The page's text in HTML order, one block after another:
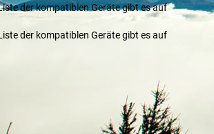
der kompatiblen Geräte gibt es auf
der kompatiblen Geräte gibt es auf